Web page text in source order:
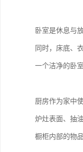
卧室是休息与
同时，床底、
一个洁净的卧
厨房作为家中
炉灶表面、抽
橱柜内部的物